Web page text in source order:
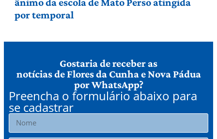
por temporal
Gostaria de receber as
notícias de Flores da Cunha e Nova Pádua
por WhatsApp?
Preencha o formulário abaixo para
se cadastrar